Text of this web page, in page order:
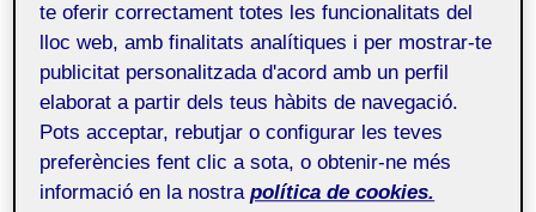
Crec, a més, que el pas del temps em dona la raó, si
tenim en compte quela creativitat publicitària ha
demostrat que té la qualitat de provocar que un
producte desaparegui caient en l’oblit o bé que es
perpetuï en les nostres retinescom a part de
l’imaginari col·lectiu. És qüestió de dir les paraules
màgiques? No, solament de trobar les adequades.
te oferir correctament totes les funcionalitats del
lloc web, amb finalitats analítiques i per mostrar-te
publicitat personalitzada d'acord amb un perfil
elaborat a partir dels teus hàbits de navegació.
Pots acceptar, rebutjar o configurar les teves
preferències fent clic a sota, o obtenir-ne més
informació en la nostra política de cookies.